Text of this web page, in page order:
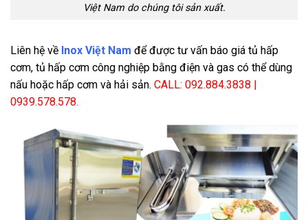
Việt Nam do chúng tôi sản xuất.
Liên hệ về Inox Việt Nam để được tư vấn báo giá tủ hấp
cơm, tủ hấp cơm công nghiệp bằng điện và gas có thể dùng
nấu hoặc hấp cơm và hải sản. CALL: 092.884.3838 |
0939.578.578.